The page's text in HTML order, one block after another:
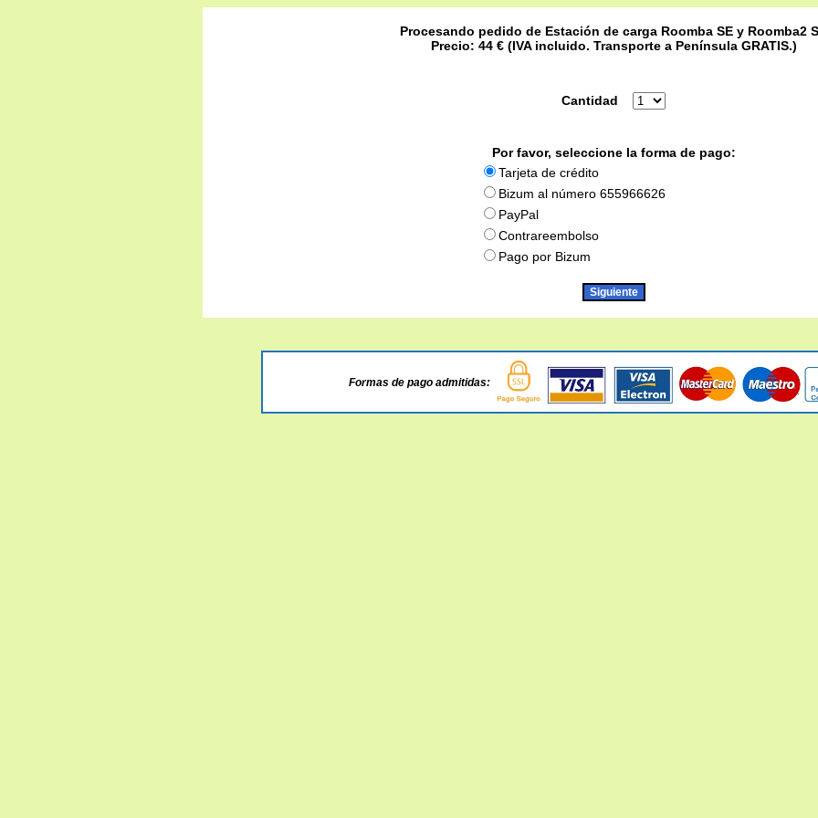
Procesando pedido de Estación de carga Roomba SE y Roomba2
Precio: 44 € (IVA incluido. Transporte a Península GRATIS.)
Cantidad
Por favor, seleccione la forma de pago:
Tarjeta de crédito
Bizum al número 655966626
PayPal
Contrareembolso
Pago por Bizum
Formas de pago admitidas: